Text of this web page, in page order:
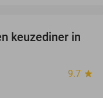
41%
keuzediner in
9.7 star